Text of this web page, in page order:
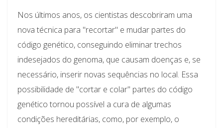
Nos últimos anos, os cientistas descobriram uma
nova técnica para "recortar" e mudar partes do
código genético, conseguindo eliminar trechos
indesejados do genoma, que causam doenças e, se
necessário, inserir novas sequências no local. Essa
possibilidade de "cortar e colar" partes do código
genético tornou possível a cura de algumas
condições hereditárias, como, por exemplo, o